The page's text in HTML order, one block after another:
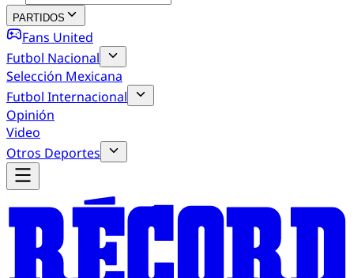
PARTIDOS
Fans United
Futbol Nacional
Selección Mexicana
Futbol Internacional
Opinión
Video
Otros Deportes